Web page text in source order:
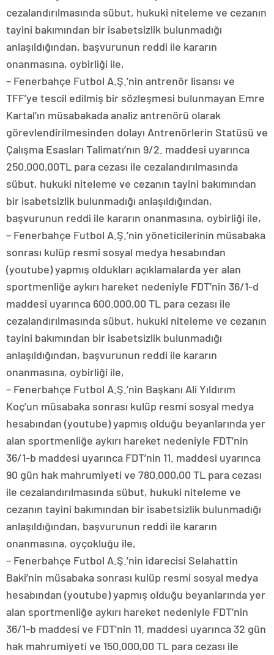
cezalandırılmasında sübut, hukuki niteleme ve cezanın
tayini bakımından bir isabetsizlik bulunmadığı
anlaşıldığından, başvurunun reddi ile kararın
onanmasına, oybirliği ile,
– Fenerbahçe Futbol A.Ş.’nin antrenör lisansı ve
TFF’ye tescil edilmiş bir sözleşmesi bulunmayan Emre
Kartal’ın müsabakada analiz antrenörü olarak
görevlendirilmesinden dolayı Antrenörlerin Statüsü ve
Çalışma Esasları Talimatı’nın 9/2. maddesi uyarınca
250.000,00TL para cezası ile cezalandırılmasında
sübut, hukuki niteleme ve cezanın tayini bakımından
bir isabetsizlik bulunmadığı anlaşıldığından,
başvurunun reddi ile kararın onanmasına, oybirliği ile,
– Fenerbahçe Futbol A.Ş.’nin yöneticilerinin müsabaka
sonrası kulüp resmi sosyal medya hesabından
(youtube) yapmış oldukları açıklamalarda yer alan
sportmenliğe aykırı hareket nedeniyle FDT’nin 36/1-d
maddesi uyarınca 600.000,00 TL para cezası ile
cezalandırılmasında sübut, hukuki niteleme ve cezanın
tayini bakımından bir isabetsizlik bulunmadığı
anlaşıldığından, başvurunun reddi ile kararın
onanmasına, oybirliği ile,
– Fenerbahçe Futbol A.Ş.’nin Başkanı Ali Yıldırım
Koç’un müsabaka sonrası kulüp resmi sosyal medya
hesabından (youtube) yapmış olduğu beyanlarında yer
alan sportmenliğe aykırı hareket nedeniyle FDT’nin
36/1-b maddesi uyarınca FDT’nin 11. maddesi uyarınca
90 gün hak mahrumiyeti ve 780.000,00 TL para cezası
ile cezalandırılmasında sübut, hukuki niteleme ve
cezanın tayini bakımından bir isabetsizlik bulunmadığı
anlaşıldığından, başvurunun reddi ile kararın
onanmasına, oyçokluğu ile,
– Fenerbahçe Futbol A.Ş.’nin idarecisi Selahattin
Baki’nin müsabaka sonrası kulüp resmi sosyal medya
hesabından (youtube) yapmış olduğu beyanlarında yer
alan sportmenliğe aykırı hareket nedeniyle FDT’nin
36/1-b maddesi ve FDT’nin 11. maddesi uyarınca 32 gün
hak mahrumiyeti ve 150.000,00 TL para cezası ile